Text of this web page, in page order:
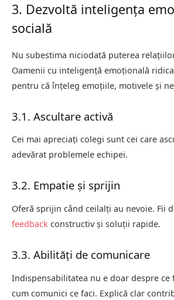
3. Dezvoltă inteligența
socială
Nu subestima niciodată puterea
Oamenii cu inteligență emoțională
pentru că înțeleg emoțiile, motivele și
3.1. Ascultare activă
Cei mai apreciați colegi sunt cei care
adevărat problemele echipei.
3.2. Empatie și sprijin
Oferă sprijin când ceilalți au nevoie. Fii
feedback constructiv și soluții rapide.
3.3. Abilități de comunicare
Indispensabilitatea nu e doar despre ce
cum comunici ce faci. Explică clar